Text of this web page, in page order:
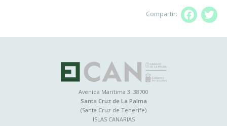
Compartir:
Avenida Marítima 3. 38700
Santa Cruz de La Palma
(Santa Cruz de Tenerife)
ISLAS CANARIAS